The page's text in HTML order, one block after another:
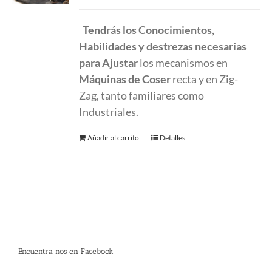
Tendrás los Conocimientos,
Habilidades y destrezas necesarias
para Ajustarlos mecanismos en
Máquinas de Coserrecta y en Zig-
Zag, tanto familiares como
Industriales.
Añadir al carrito Detalles
Encuentra nos en Facebook